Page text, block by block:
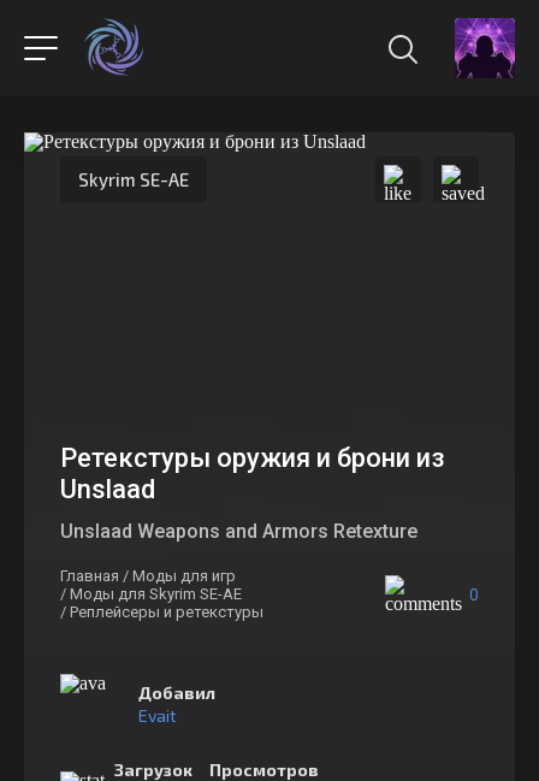
Skyrim SE-AE
Ретекстуры оружия и брони из
Unslaad
Unslaad Weapons and Armors Retexture
Главная / Моды для игр
/ Моды для Skyrim SE-AE
/ Реплейсеры и ретекстуры
0
Добавил
Evait
Загрузок
Просмотров